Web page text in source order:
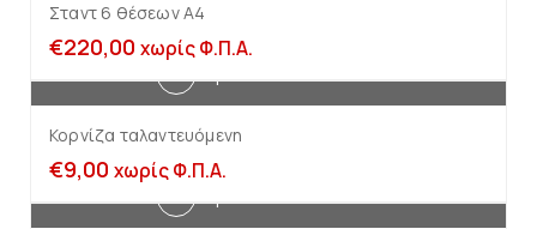
Σταντ 6 θέσεων Α4
€220,00 χωρίς Φ.Π.Α.
Κορνίζα ταλαντευόμενη
€9,00 χωρίς Φ.Π.Α.